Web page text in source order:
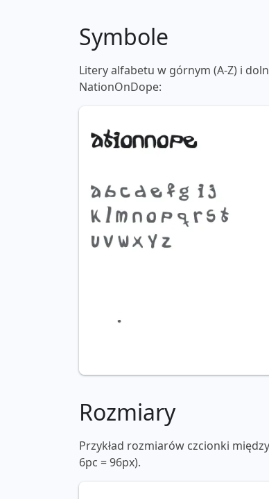
Symbole
Litery alfabetu w górnym (A-Z) i
NationOnDope:
Rozmiary
Przykład rozmiarów czcionki
6pc = 96px).